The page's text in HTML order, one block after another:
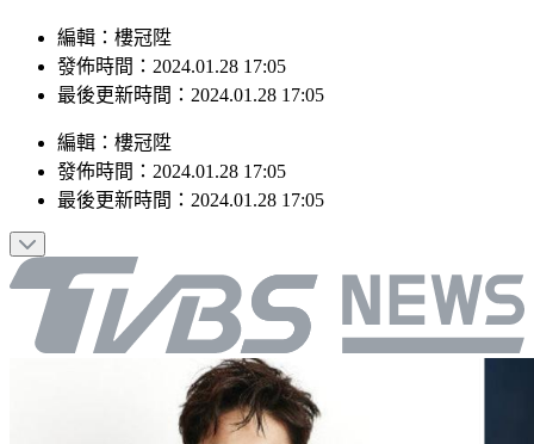
發佈時間：2024.01.28 17:05
最後更新時間：2024.01.28 17:05
發佈時間：2024.01.28 17:05
最後更新時間：2024.01.28 17:05